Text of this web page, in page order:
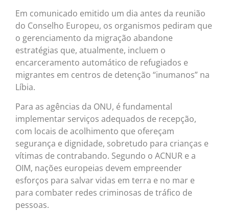
Em comunicado emitido um dia antes da reunião
do Conselho Europeu, os organismos pediram que
o gerenciamento da migração abandone
estratégias que, atualmente, incluem o
encarceramento automático de refugiados e
migrantes em centros de detenção “inumanos” na
Líbia.
Para as agências da ONU, é fundamental
implementar serviços adequados de recepção,
com locais de acolhimento que ofereçam
segurança e dignidade, sobretudo para crianças e
vítimas de contrabando. Segundo o ACNUR e a
OIM, nações europeias devem empreender
esforços para salvar vidas em terra e no mar e
para combater redes criminosas de tráfico de
pessoas.